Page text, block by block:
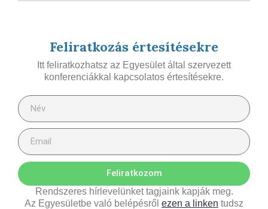
Feliratkozás értesítésekre
Itt feliratkozhatsz az Egyesület által szervezett
konferenciákkal kapcsolatos értesítésekre.
Feliratkozom
Rendszeres hírlevelünket tagjaink kapják meg.
Az Egyesületbe való belépésről ezen a linken tudsz